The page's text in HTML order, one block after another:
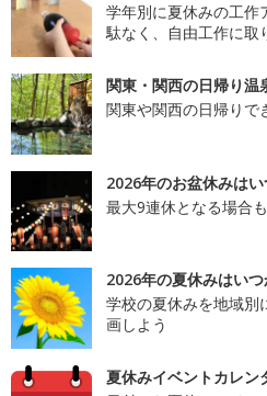
学年別に夏休みの工作
駄なく、自由工作に取
関東・関西の日帰り温
関東や関西の日帰りで
2026年のお盆休みは
最大9連休となる場合
2026年の夏休みはい
学校の夏休みを地域別
画しよう
夏休みイベントカレン